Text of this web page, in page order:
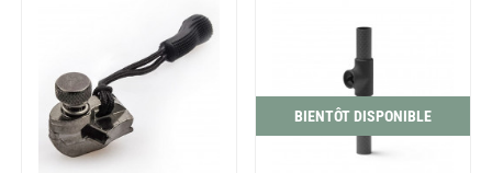
BIENTÔT DISPONIBLE